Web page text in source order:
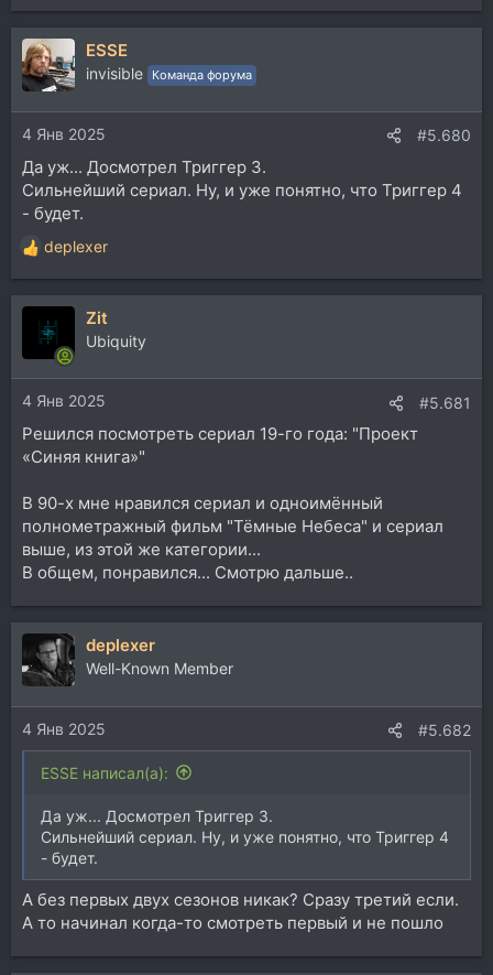
ESSE
invisible Команда форума
4 Янв 2025 #5.680
Да уж... Досмотрел Триггер 3.
Сильнейший сериал. Ну, и уже понятно, что Триггер 4
- будет.
Р
е
а
и
и
:
deplexer
Zit
Ubiquity
4 Янв 2025 #5.681
Решился посмотреть сериал 19-го года: "Проект
«Синяя книга»"
В 90-х мне нравился сериал и одноимённый
полнометражный фильм "Тёмные Небеса" и сериал
выше, из этой же категории...
В общем, понравился... Смотрю дальше..
deplexer
Well-Known Member
4 Янв 2025 #5.682
ESSE написал(а):
Да уж... Досмотрел Триггер 3.
Сильнейший сериал. Ну, и уже понятно, что Триггер 4
- будет.
А без первых двух сезонов никак? Сразу третий если.
А то начинал когда-то смотреть первый и не пошло